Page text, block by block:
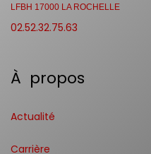
LFBH 17000 LA ROCHELLE
02.52.32.75.63
À propos
Actualité
Carrière